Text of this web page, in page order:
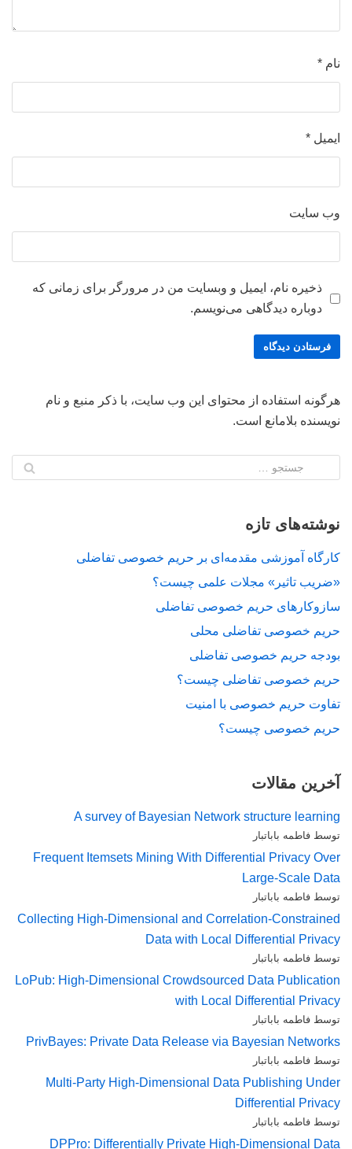
نام *
ایمیل *
وب‌ سایت
ذخیره نام، ایمیل و وبسایت من در مرورگر برای زمانی که
دوباره دیدگاهی می‌نویسم.
هرگونه استفاده از محتوای این وب سایت، با ذکر منبع و نام
نویسنده بلامانع است.
نوشته‌های تازه
کارگاه آموزشی مقدمه‌ای بر حریم خصوصی تفاضلی
«ضریب تاثیر» مجلات علمی چیست؟
سازوکارهای حریم خصوصی تفاضلی
حریم خصوصی تفاضلی محلی
بودجه حریم خصوصی تفاضلی
حریم خصوصی تفاضلی چیست؟
تفاوت حریم خصوصی با امنیت
حریم خصوصی چیست؟
آخرین مقالات
A survey of Bayesian Network structure learning
توسط فاطمه باباتبار
Frequent Itemsets Mining With Differential Privacy Over
Large-Scale Data
توسط فاطمه باباتبار
Collecting High-Dimensional and Correlation-Constrained
Data with Local Differential Privacy
توسط فاطمه باباتبار
LoPub: High-Dimensional Crowdsourced Data Publication
with Local Differential Privacy
توسط فاطمه باباتبار
PrivBayes: Private Data Release via Bayesian Networks
توسط فاطمه باباتبار
Multi-Party High-Dimensional Data Publishing Under
Differential Privacy
توسط فاطمه باباتبار
DPPro: Differentially Private High-Dimensional Data